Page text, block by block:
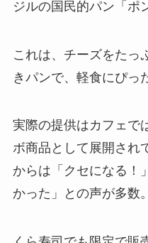
ジルの国民的パン「ポ
これは、チーズをたっ
きパンで、軽食にぴっ
実際の提供はカフェで
ボ商品として展開され
からは「クセになる！
かった」との声が多数。